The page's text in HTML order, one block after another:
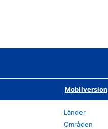
Mobilversion
Länder
Områden